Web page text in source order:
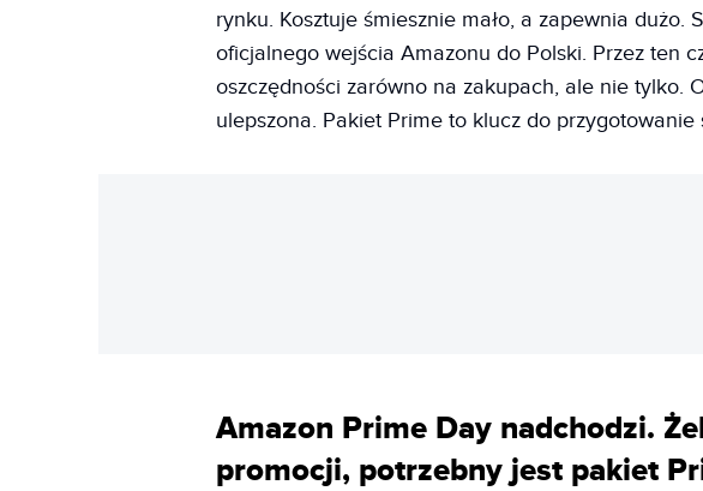
rynku. Kosztuje śmiesznie mało, a zapewnia dużo.
oficjalnego wejścia Amazonu do Polski. Przez ten
oszczędności zarówno na zakupach, ale nie tylko.
ulepszona. Pakiet Prime to klucz do
Amazon Prime Day nadchodzi.
promocji, potrzebny jest pakiet